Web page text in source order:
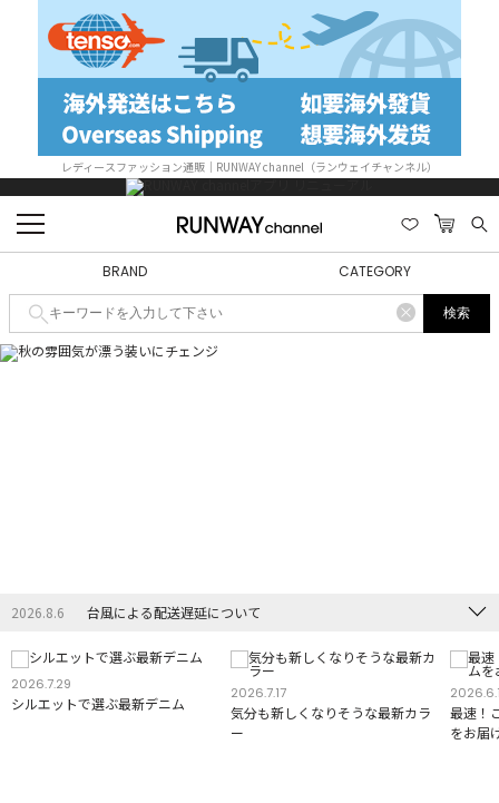
レディースファッション通販｜RUNWAY channel（ランウェイチャンネル）
BRAND CATEGORY
2026.8.6 台風による配送遅延について
2026.7.29
シルエットで選ぶ最新デニム
2026.7.17
気分も新しくなりそうな最新カラ
ー
最速！
をお届